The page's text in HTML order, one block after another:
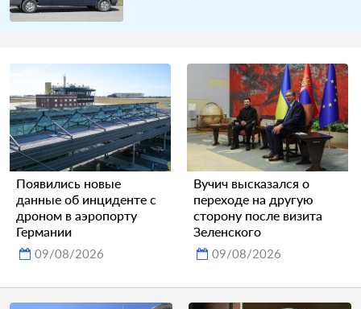
Появились новые
данные об инциденте с
дроном в аэропорту
Германии
09/08/2026
Вучич высказался о
переходе на другую
сторону после визита
Зеленского
09/08/2026